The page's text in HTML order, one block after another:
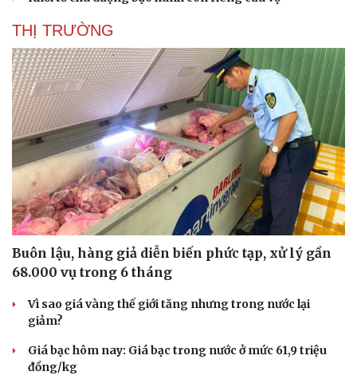
THỊ TRƯỜNG
Buôn lậu, hàng giả diễn biến phức tạp, xử lý gần
68.000 vụ trong 6 tháng
Vì sao giá vàng thế giới tăng nhưng trong nước lại
giảm?
Giá bạc hôm nay: Giá bạc trong nước ở mức 61,9 triệu
đồng/kg